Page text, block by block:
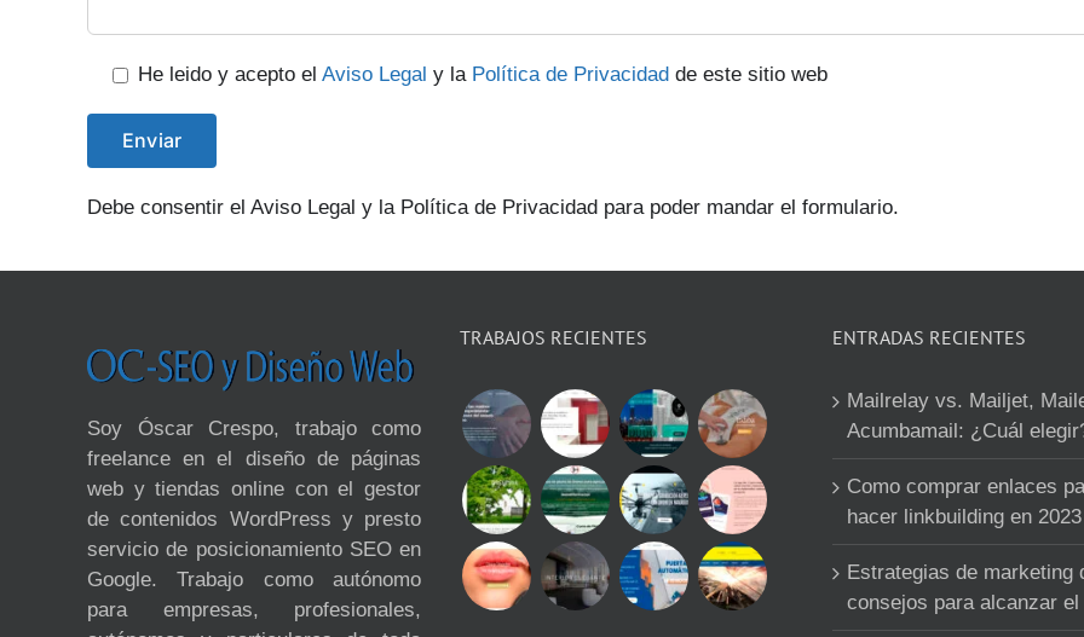
He leido y acepto el Aviso Legal y la Política de Privacidad de este sitio web
Debe consentir el Aviso Legal y la Política de Privacidad para poder mandar el formulario.
Soy Óscar Crespo, trabajo como
freelance en el diseño de páginas
web y tiendas online con el gestor
de contenidos WordPress y presto
servicio de posicionamiento SEO en
Google. Trabajo como autónomo
para empresas, profesionales,
TRABAJOS RECIENTES ENTRADAS RECIENTES
Mailrelay vs. Mailjet,
Acumbamail: ¿Cuál
Como comprar enlaces
hacer linkbuilding en 2023
Estrategias de marketing
consejos para alcanzar